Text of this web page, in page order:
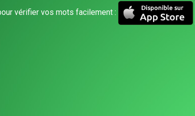
vérifier vos mots facilement :